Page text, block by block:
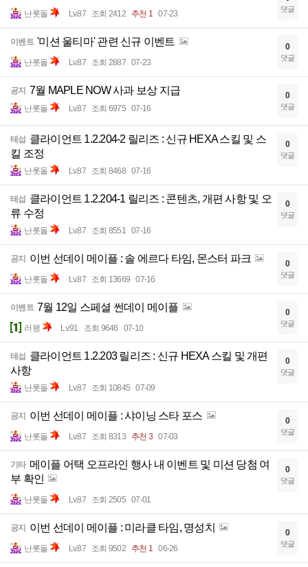
난롯돌 Lv.87 조회 2412 추천 1 07-23 댓글
이벤트 '미션 울티마' 관련 신규 이벤트
난롯돌 Lv.87 조회 2887 07-23
0
댓글
공지 7월 MAPLE NOW 사과 보상 지급
난롯돌 Lv.87 조회 6975 07-16
0
댓글
테섭 클라이언트 1.2.204-2 릴리즈 : 신규 HEXA 스킬 및 스
킬 조정
난롯돌 Lv.87 조회 8468 07-16
0
댓글
테섭 클라이언트 1.2.204-1 릴리즈 : 콘텐츠, 개편 사항 및 오
류 수정
난롯돌 Lv.87 조회 8551 07-16
0
댓글
공지 이번 선데이 메이플 : 솔 에르다 타임, 몬스터 파크
난롯돌 Lv.87 조회 13669 07-16
0
댓글
이벤트 7월 12일 스페셜 썬데이 메이플
러왱 Lv.91 조회 9646 07-10
0
댓글
테섭 클라이언트 1.2.203 릴리즈 : 신규 HEXA 스킬 및 개편
사항
난롯돌 Lv.87 조회 10845 07-09
0
댓글
공지 이번 선데이 메이플 : 샤이닝 스타 포스
난롯돌 Lv.87 조회 8313 추천 3 07-03
0
댓글
기타 메이플 어택 오프라인 행사 내 이벤트 및 미션 당첨 여
부 확인
난롯돌 Lv.87 조회 2505 07-01
0
댓글
공지 이번 선데이 메이플 : 미라클 타임, 명성치
난롯돌 Lv.87 조회 9502 추천 1 06-26
0
댓글